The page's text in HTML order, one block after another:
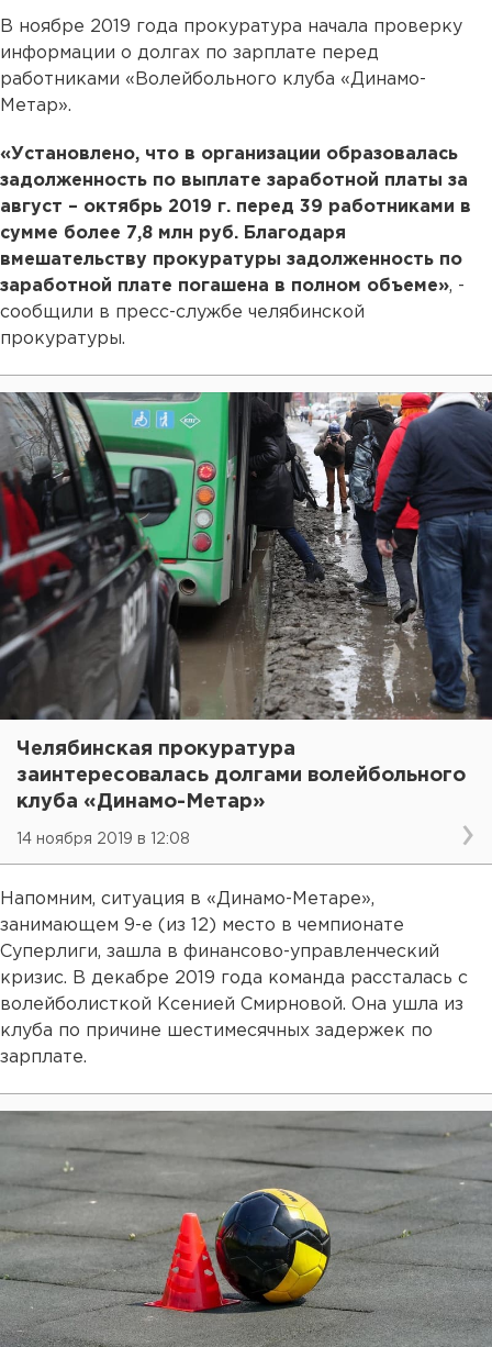
В ноябре 2019 года прокуратура начала проверку
информации о долгах по зарплате перед
работниками «Волейбольного клуба «Динамо-
Метар».
«Установлено, что в организации образовалась
задолженность по выплате заработной платы за
август – октябрь 2019 г. перед 39 работниками в
сумме более 7,8 млн руб. Благодаря
вмешательству прокуратуры задолженность по
заработной плате погашена в полном объеме», -
сообщили в пресс-службе челябинской
прокуратуры.
Челябинская прокуратура
заинтересовалась долгами волейбольного
клуба «Динамо-Метар»
14 ноября 2019 в 12:08
Напомним, ситуация в «Динамо-Метаре»,
занимающем 9-е (из 12) место в чемпионате
Суперлиги, зашла в финансово-управленческий
кризис. В декабре 2019 года команда рассталась с
волейболисткой Ксенией Смирновой. Она ушла из
клуба по причине шестимесячных задержек по
зарплате.